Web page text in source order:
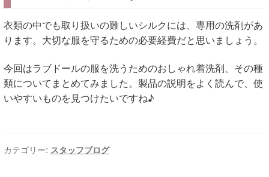
衣類の中でも取り扱いの難しいシルクには、専用の洗剤があ
ります。大切な服を守るための必要経費だと思いましょう。
今回はラブドールの服を洗うためのおしゃれ着洗剤、その種
類についてまとめてみました。製品の説明をよく読んで、使
いやすいものを見つけたいですね♪
カテゴリー: スタッフブログ